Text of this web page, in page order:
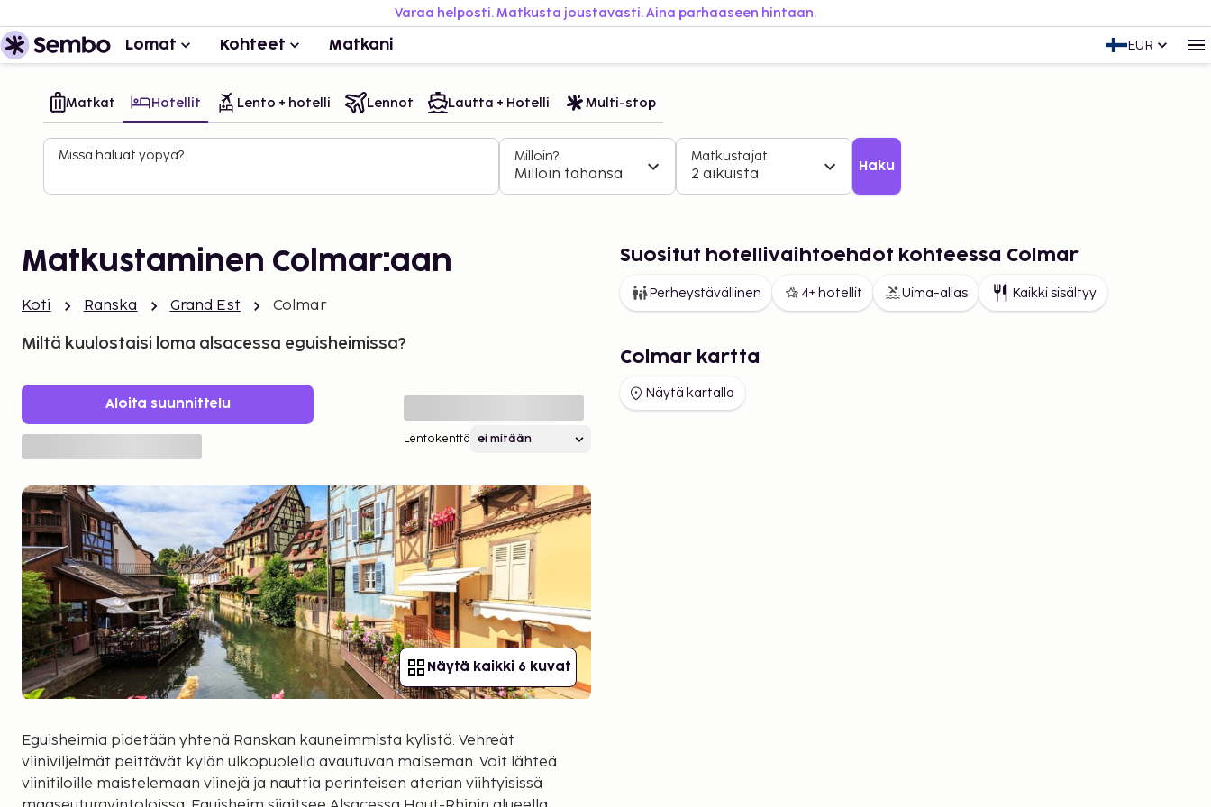
Varaa helposti. Matkusta joustavasti. Aina parhaaseen hintaan.
Lomat Kohteet Matkani EUR
Matkat Hotellit Lento + hotelli Lennot Lautta + Hotelli Multi-stop
Missä haluat yöpyä? Milloin?
Milloin tahansa
Matkustajat
2 aikuista Haku
Matkustaminen Colmar:aan
Koti Ranska Grand Est Colmar
Miltä kuulostaisi loma alsacessa eguisheimissa?
Aloita suunnittelu
Lentokenttä
Näytä kaikki 6 kuvat
Eguisheimia pidetään yhtenä Ranskan kauneimmista kylistä. Vehreät
viiniviljelmät peittävät kylän ulkopuolella avautuvan maiseman. Voit lähteä
viinitiloille maistelemaan viinejä ja nauttia perinteisen aterian viihtyisissä
Suositut hotellivaihtoehdot kohteessa Colmar
Perheystävällinen 4+ hotellit Uima-allas Kaikki sisältyy
Colmar kartta
Näytä kartalla